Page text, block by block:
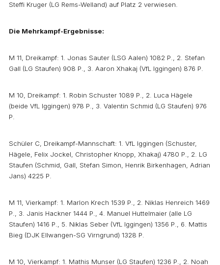
Steffi Kruger (LG Rems-Welland) auf Platz 2 verwiesen.
Die Mehrkampf-Ergebnisse:
M 11, Dreikampf: 1. Jonas Sauter (LSG Aalen) 1082 P., 2. Stefan
Gall (LG Staufen) 908 P., 3. Aaron Xhakaj (VfL Iggingen) 876 P.
M 10, Dreikampf: 1. Robin Schuster 1089 P., 2. Luca Hägele
(beide VfL Iggingen) 978 P., 3. Valentin Schmid (LG Staufen) 976
P.
Schüler C, Dreikampf-Mannschaft: 1. VfL Iggingen (Schuster,
Hägele, Felix Jockel, Christopher Knopp, Xhakaj) 4780 P., 2. LG
Staufen (Schmid, Gall, Stefan Simon, Henrik Birkenhagen, Adrian
Jans) 4225 P.
M 11, Vierkampf: 1. Marlon Krech 1539 P., 2. Niklas Henreich 1469
P., 3. Janis Hackner 1444 P., 4. Manuel Huttelmaier (alle LG
Staufen) 1416 P., 5. Niklas Seber (VfL Iggingen) 1356 P., 6. Mattis
Bieg (DJK Ellwangen-SG Virngrund) 1328 P.
M 10, Vierkampf: 1. Mathis Munser (LG Staufen) 1236 P., 2. Noah